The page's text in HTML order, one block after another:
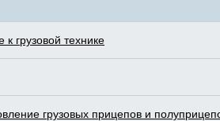
грузовой технике
грузовых прицепов и